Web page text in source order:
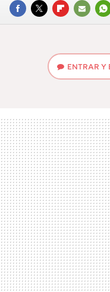
FACEBOOK
TWITTERFLIPBOARD
E-
ENTRAR Y